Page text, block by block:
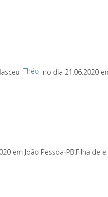
Théo no dia 21.06.2020
em João Pessoa-PB.Filha de e.